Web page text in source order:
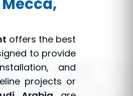
offers the best
to provide
and
projects or